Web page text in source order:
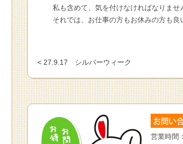
私も含めて、気を付けなければなりませ
それでは、お仕事の方もお休みの方も良
< 27.9.17 シルバーウィーク
営業時間